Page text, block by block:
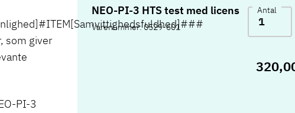
NEO-PI-3 HTS test med licens
Varenummer: 0529-601
Antal
som giver
PI-3